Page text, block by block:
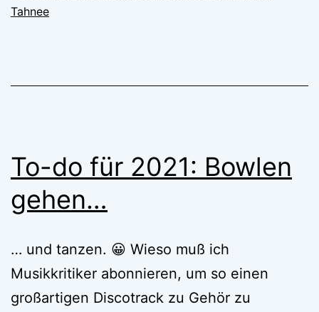
Tahnee
To-do für 2021: Bowlen
gehen…
… und tanzen. 😀 Wieso muß ich
Musikkritiker abonnieren, um so einen
großartigen Discotrack zu Gehör zu